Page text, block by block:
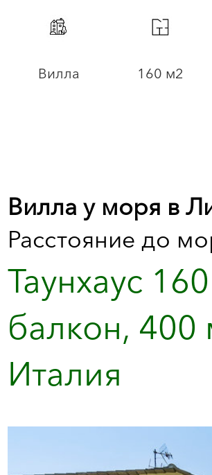
Вилла 160 м2
Вилла у моря в
Расстояние до
Таунхаус
балкон,
Италия